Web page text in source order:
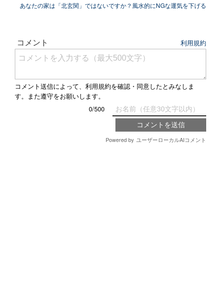
あなたの家は「北玄関」ではないですか？風水的にNGな運気を下げる